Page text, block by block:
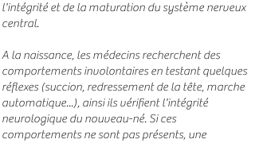
l'intégrité et de la maturation du système nerveux
central.
A la naissance, les médecins recherchent des
comportements involontaires en testant quelques
réflexes (succion, redressement de la tête, marche
automatique...), ainsi ils vérifient l'intégrité
neurologique du nouveau-né. Si ces
comportements ne sont pas présents, une